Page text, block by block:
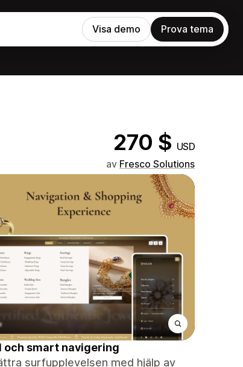
Visa demo Prova tema
270 $ USD
av Fresco Solutions
och smart navigering
surfupplevelsen med hjälp av